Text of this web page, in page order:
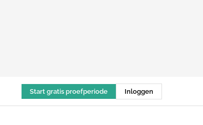
Start gratis proefperiode Inloggen